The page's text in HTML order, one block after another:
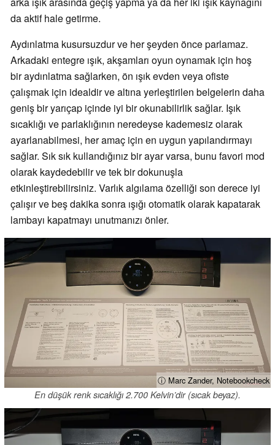
da aktif hale getirme.
Aydınlatma kusursuzdur ve her şeyden önce parlamaz.
Arkadaki entegre ışık, akşamları oyun oynamak için hoş
bir aydınlatma sağlarken, ön ışık evden veya ofiste
çalışmak için idealdir ve altına yerleştirilen belgelerin daha
geniş bir yarıçap içinde iyi bir okunabilirlik sağlar. Işık
sıcaklığı ve parlaklığının neredeyse kademesiz olarak
ayarlanabilmesi, her amaç için en uygun yapılandırmayı
sağlar. Sık sık kullandığınız bir ayar varsa, bunu favori mod
olarak kaydedebilir ve tek bir dokunuşla
etkinleştirebilirsiniz. Varlık algılama özelliği son derece iyi
çalışır ve beş dakika sonra ışığı otomatik olarak kapatarak
lambayı kapatmayı unutmanızı önler.
ⓘ Marc Zander, Notebookcheck
En düşük renk sıcaklığı 2.700 Kelvin’dir (sıcak beyaz).